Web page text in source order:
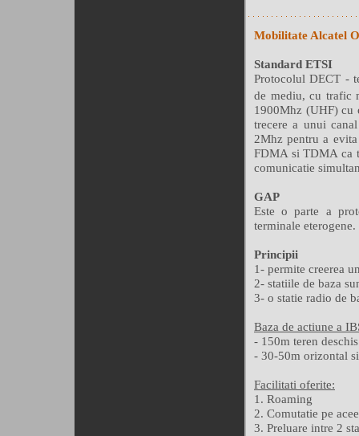
Mobilitate Alcatel
Standard ETSI
Protocolul DECT -
de mediu, cu trafic
1900Mhz (UHF) cu
trecere a unui
2Mhz pentru a
FDMA si TDMA ca
comunicatie
GAP
Este o parte a
terminale eterogene.
Principii
1- permite creerea
2- statiile de baza
3- o statie radio de
Baza de actiune a
- 150m teren deschis
- 30-50m orizontal
Facilitati oferite:
1. Roaming
2. Comutatie pe
3. Preluare intre 2